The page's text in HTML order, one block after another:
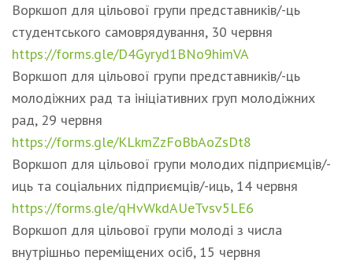
Воркшоп для цільової групи представників/-ць
студентського самоврядування, 30 червня
https://forms.gle/D4Gyryd1BNo9himVA
Воркшоп для цільової групи представників/-ць
молодіжних рад та ініціативних груп молодіжних
рад, 29 червня
https://forms.gle/KLkmZzFoBbAoZsDt8
Воркшоп для цільової групи молодих підприємців/-
иць та соціальних підприємців/-иць, 14 червня
https://forms.gle/qHvWkdAUeTvsv5LE6
Воркшоп для цільової групи молоді з числа
внутрішньо переміщених осіб, 15 червня